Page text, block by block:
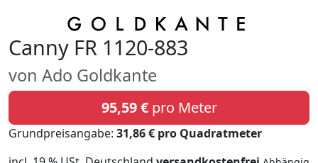
Canny FR 1120-883
von Ado Goldkante
95,59 €pro Meter
Grundpreisangabe: 31,86 € pro Quadratmeter